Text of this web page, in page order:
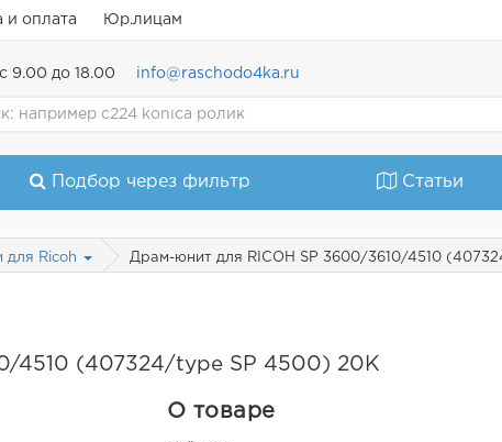
и оплата Юр.лицам
9.00 до 18.00 info@raschodo4ka.ru
Подбор через фильтр Статьи
для Ricoh Драм-юнит для RICOH SP 3600/3610/4510
4510 (407324/type SP 4500) 20K
О товаре